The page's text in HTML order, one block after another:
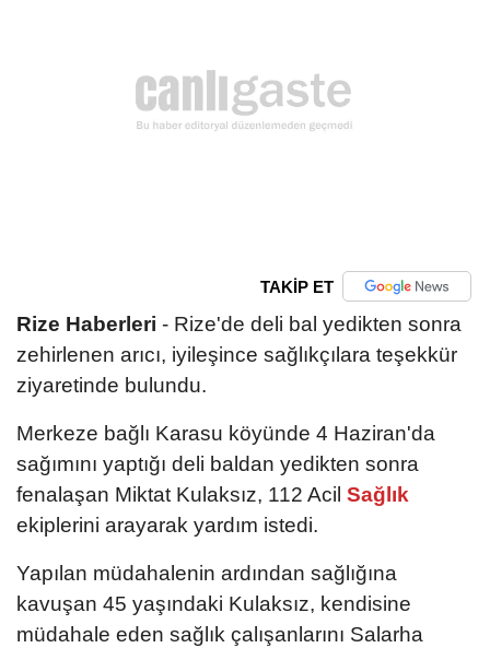
TAKİP ET
Rize Haberleri - Rize'de deli bal yedikten sonra
zehirlenen arıcı, iyileşince sağlıkçılara teşekkür
ziyaretinde bulundu.
Merkeze bağlı Karasu köyünde 4 Haziran'da
sağımını yaptığı deli baldan yedikten sonra
fenalaşan Miktat Kulaksız, 112 Acil Sağlık
ekiplerini arayarak yardım istedi.
Yapılan müdahalenin ardından sağlığına
kavuşan 45 yaşındaki Kulaksız, kendisine
müdahale eden sağlık çalışanlarını Salarha